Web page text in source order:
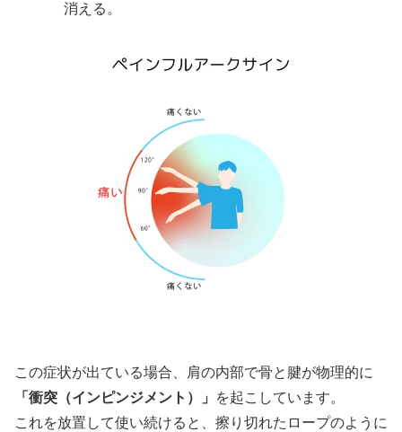
消える。
この症状が出ている場合、肩の内部で骨と腱が物理的に
「衝突（インピンジメント）」
を起こしています。
これを放置して使い続けると、擦り切れたロープのように